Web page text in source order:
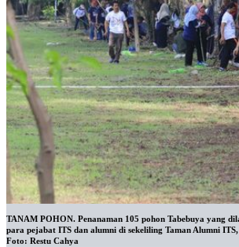
TANAM POHON. Penanaman 105 pohon Tabebuya yang
para pejabat ITS dan alumni di sekeliling Taman Alumni
Foto: Restu Cahya